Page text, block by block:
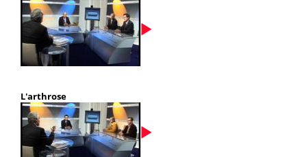
L'arthrose